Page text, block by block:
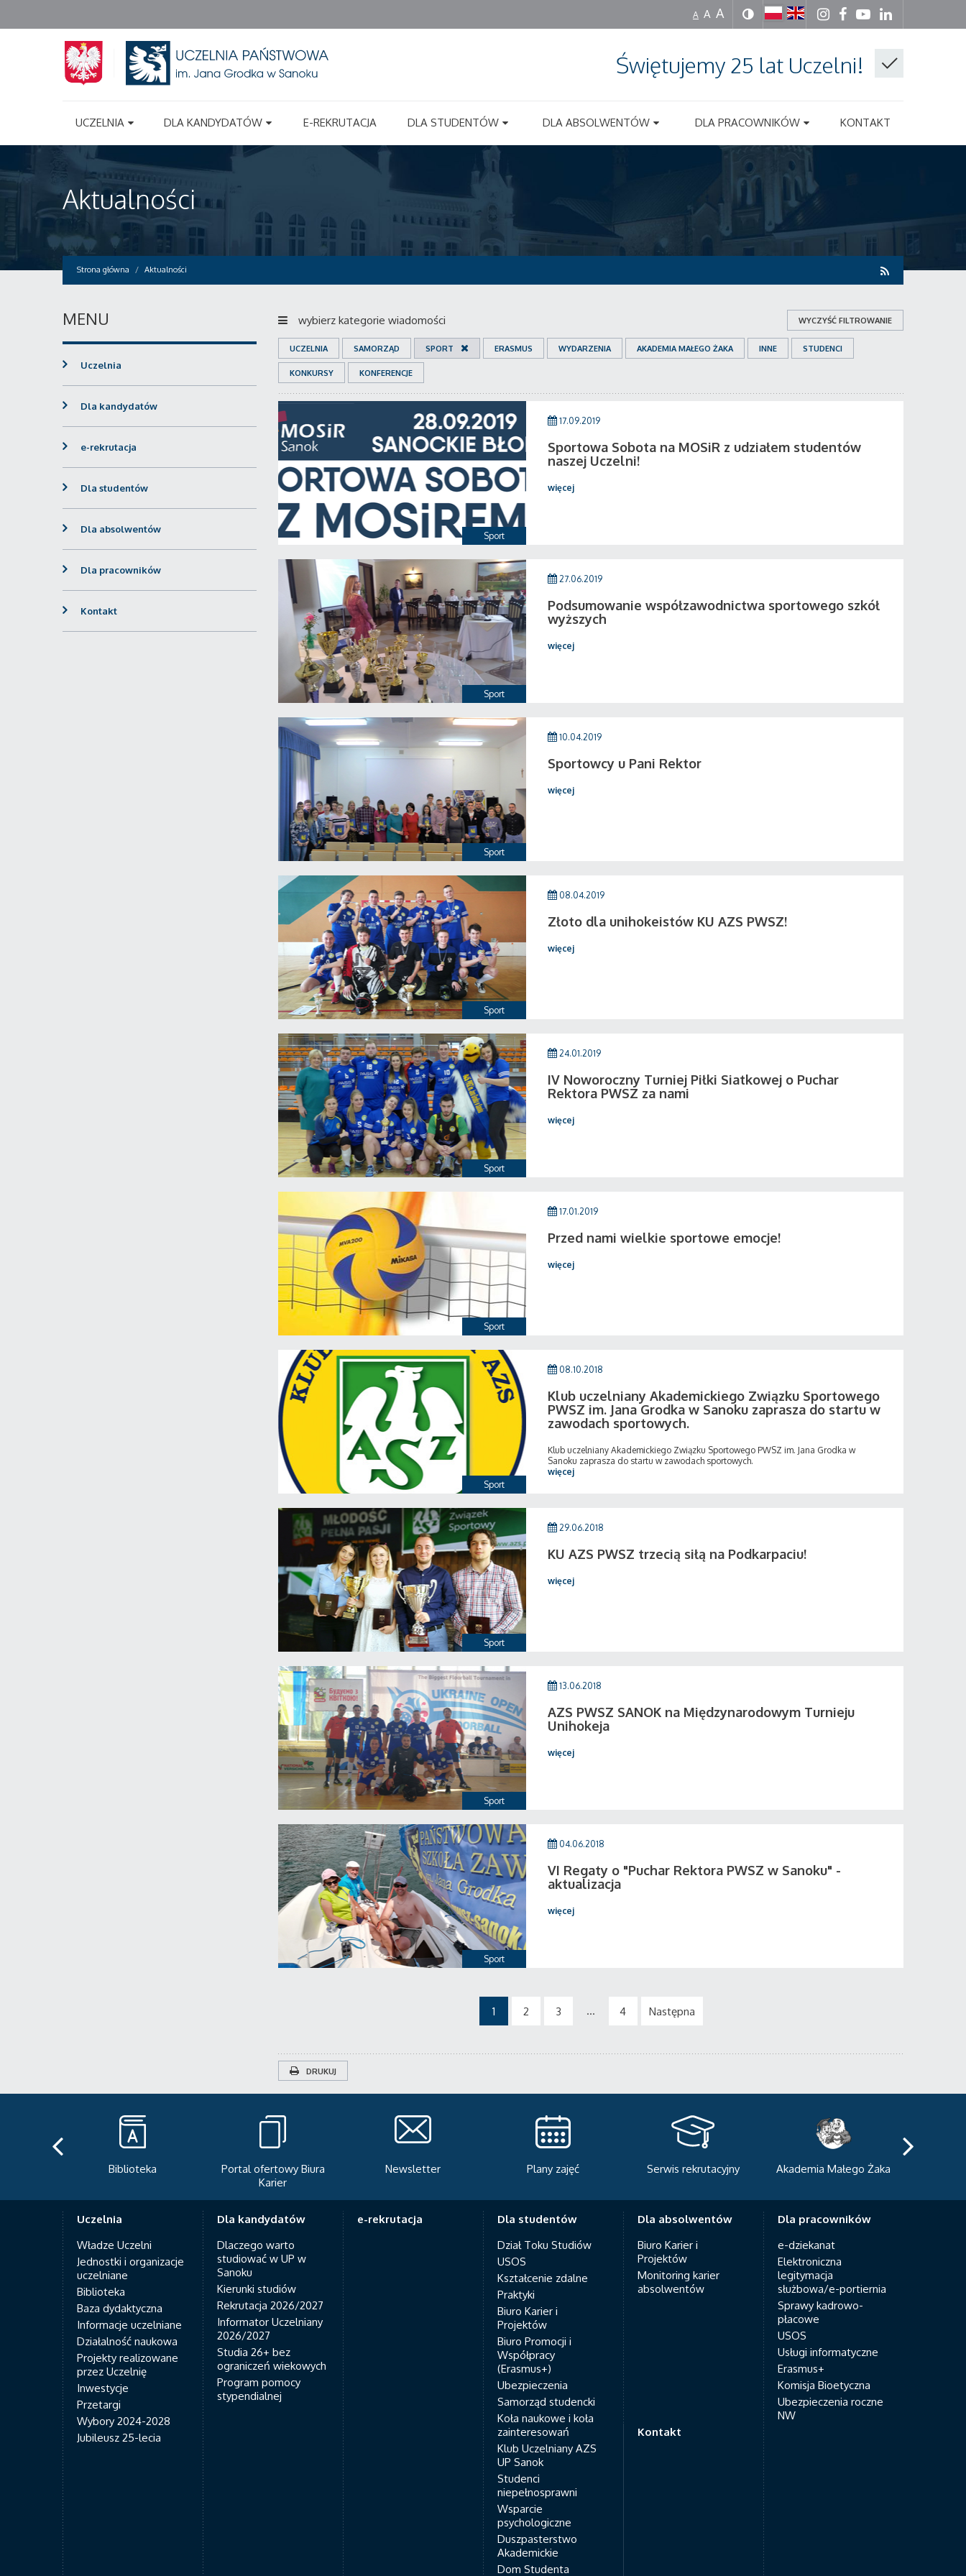
A A A
Świętujemy 25 lat Uczelni!
UCZELNIA DLA KANDYDATÓW E-REKRUTACJA DLA STUDENTÓW DLA ABSOLWENTÓW DLA PRACOWNIKÓW KONTAKT
Aktualności
Strona główna Aktualności
wybierz kategorie wiadomości WYCZYŚĆ FILTROWANIE
UCZELNIA SAMORZĄD SPORT ERASMUS WYDARZENIA AKADEMIA MAŁEGO ŻAKA INNE STUDENCI
KONKURSY KONFERENCJE
Sport
17.09.2019
Sportowa Sobota na MOSiR z udziałem studentów
naszej Uczelni!
więcej
Sport
27.06.2019
Podsumowanie współzawodnictwa sportowego szkół
wyższych
więcej
Sport
10.04.2019
Sportowcy u Pani Rektor
więcej
Sport
08.04.2019
Złoto dla unihokeistów KU AZS PWSZ!
więcej
Sport
24.01.2019
IV Noworoczny Turniej Piłki Siatkowej o Puchar
Rektora PWSZ za nami
więcej
Sport
17.01.2019
Przed nami wielkie sportowe emocje!
więcej
Sport
08.10.2018
Klub uczelniany Akademickiego Związku Sportowego
PWSZ im. Jana Grodka w Sanoku zaprasza do startu w
zawodach sportowych.
Klub uczelniany Akademickiego Związku Sportowego PWSZ im. Jana Grodka w
Sanoku zaprasza do startu w zawodach sportowych.
więcej
Sport
29.06.2018
KU AZS PWSZ trzecią siłą na Podkarpaciu!
więcej
Sport
13.06.2018
AZS PWSZ SANOK na Międzynarodowym Turnieju
Unihokeja
więcej
Sport
04.06.2018
VI Regaty o "Puchar Rektora PWSZ w Sanoku" -
aktualizacja
więcej
1 2 3 ... 4 Następna
DRUKUJ
MENU
Uczelnia
Dla kandydatów
e-rekrutacja
Dla studentów
Dla absolwentów
Dla pracowników
Kontakt
Portal ofertowy Biura
Newsletter Plany zajęć Serwis rekrutacyjny Akademia Małego Żaka
Centrum Sportowo-
Uczelnia
Władze Uczelni
Jednostki i organizacje
uczelniane
Biblioteka
Baza dydaktyczna
Informacje uczelniane
Działalność naukowa
Projekty realizowane
przez Uczelnię
Inwestycje
Przetargi
Wybory 2024-2028
Jubileusz 25-lecia
Dla kandydatów
Dlaczego warto
studiować w UP w
Sanoku
Kierunki studiów
Rekrutacja 2026/2027
Informator Uczelniany
2026/2027
Studia 26+ bez
ograniczeń wiekowych
Program pomocy
stypendialnej
e-rekrutacja
Dla studentów
Dział Toku Studiów
USOS
Kształcenie zdalne
Praktyki
Biuro Karier i
Projektów
Biuro Promocji i
Współpracy
(Erasmus+)
Ubezpieczenia
Samorząd studencki
Koła naukowe i koła
zainteresowań
Klub Uczelniany AZS
UP Sanok
Studenci
niepełnosprawni
Wsparcie
psychologiczne
Duszpasterstwo
Akademickie
Dom Studenta
Dla absolwentów
Biuro Karier i
Projektów
Monitoring karier
absolwentów
Dla pracowników
e-dziekanat
Elektroniczna
legitymacja
służbowa/e-portiernia
Sprawy kadrowo-
płacowe
USOS
Usługi informatyczne
Erasmus+
Komisja Bioetyczna
Ubezpieczenia roczne
NW
Kontakt